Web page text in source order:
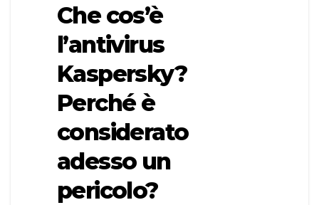
Che cos’è
l’antivirus
Kaspersky?
Perché è
considerato
adesso un
pericolo?